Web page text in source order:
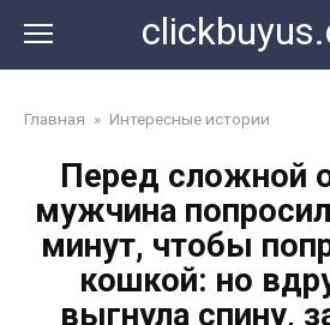
контенту
Главная » Интересные истории
Перед сложной
мужчина
минут, чтобы
кошкой: но
выгнула спину,